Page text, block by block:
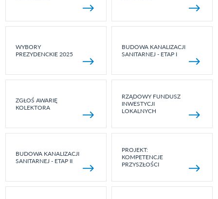
WYBORY
PREZYDENCKIE 2025
BUDOWA KANALIZACJI
SANITARNEJ - ETAP I
ZGŁOŚ AWARIĘ
KOLEKTORA
RZĄDOWY FUNDUSZ
INWESTYCJI
LOKALNYCH
BUDOWA KANALIZACJI
SANITARNEJ - ETAP II
PROJEKT:
KOMPETENCJE
PRZYSZŁOŚCI